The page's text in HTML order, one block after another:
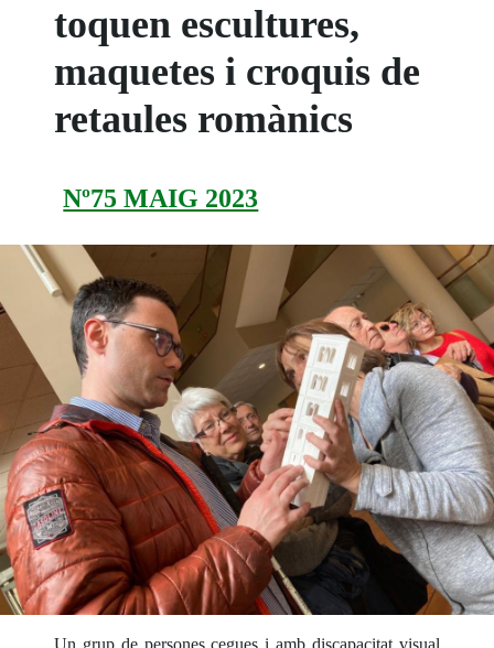
toquen escultures,
maquetes i croquis de
retaules romànics
Nº75 MAIG 2023
Un grup de persones cegues i amb discapacitat visual